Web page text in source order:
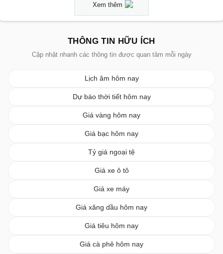
Xem thêm
THÔNG TIN HỮU ÍCH
Cập nhật nhanh các thông tin được quan tâm mỗi ngày
Lịch âm hôm nay
Dự báo thời tiết hôm nay
Giá vàng hôm nay
Giá bạc hôm nay
Tỷ giá ngoại tệ
Giá xe ô tô
Giá xe máy
Giá xăng dầu hôm nay
Giá tiêu hôm nay
Giá cà phê hôm nay